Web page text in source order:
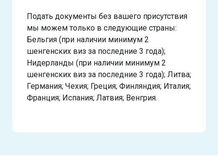
Подать документы без вашего присутствия
мы можем только в следующие страны:
Бельгия (при наличии минимум 2
шенгенских виз за последние 3 года);
Нидерланды (при наличии минимум 2
шенгенских виз за последние 3 года); Литва;
Германия; Чехия; Греция; Финляндия; Италия;
Франция; Испания; Латвия; Венгрия.